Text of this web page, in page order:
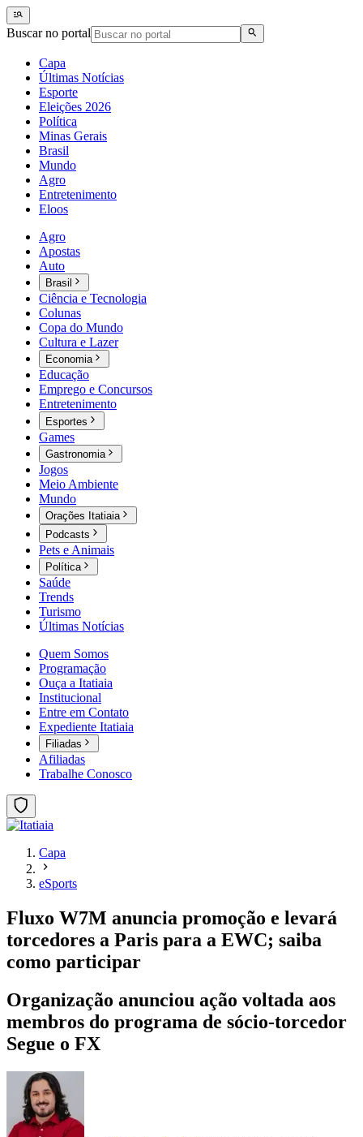
Buscar no portal
Capa
Últimas Notícias
Esporte
Eleições 2026
Política
Minas Gerais
Brasil
Mundo
Agro
Entretenimento
Eloos
Agro
Apostas
Auto
Brasil
Ciência e Tecnologia
Colunas
Copa do Mundo
Cultura e Lazer
Economia
Educação
Emprego e Concursos
Entretenimento
Esportes
Games
Gastronomia
Jogos
Meio Ambiente
Mundo
Orações Itatiaia
Podcasts
Pets e Animais
Política
Saúde
Trends
Turismo
Últimas Notícias
Quem Somos
Programação
Ouça a Itatiaia
Institucional
Entre em Contato
Expediente Itatiaia
Filiadas
Afiliadas
Trabalhe Conosco
Capa
eSports
Fluxo W7M anuncia promoção e levará
torcedores a Paris para a EWC; saiba
como participar
Organização anunciou ação voltada aos
membros do programa de sócio-torcedor
Segue o FX